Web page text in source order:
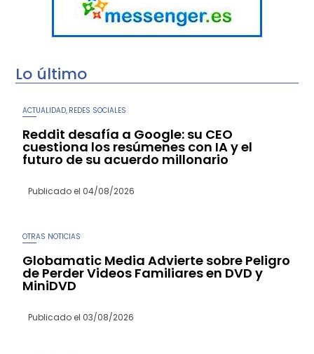
Lo último
ACTUALIDAD REDES SOCIALES
Reddit desafía a Google: su CEO
cuestiona los resúmenes con IA y el
futuro de su acuerdo millonario
Publicado el 04/08/2026
OTRAS NOTICIAS
Globamatic Media Advierte sobre Peligro
de Perder Videos Familiares en DVD y
MiniDVD
Publicado el 03/08/2026